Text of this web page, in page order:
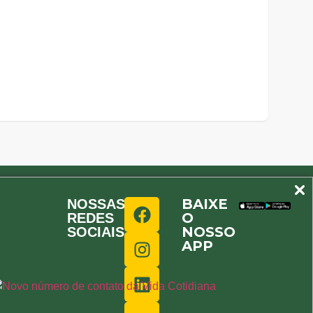
NOSSAS
REDES
SOCIAIS
BAIXE
O
NOSSO
APP